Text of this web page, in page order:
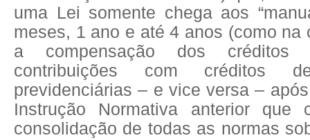
uma Lei somente chega aos
meses, 1 ano e até 4 anos (como na
a compensação dos
contribuições com créditos
previdenciárias – e vice versa –
Instrução Normativa anterior que
consolidação de todas as normas